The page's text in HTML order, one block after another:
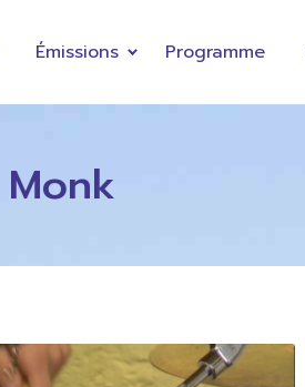
Émissions Programme
Monk